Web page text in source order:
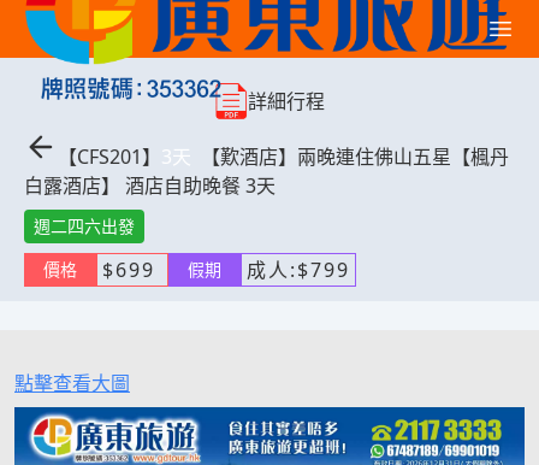
【CFS201】 3天
【歎酒店】兩晚連住佛山五星【楓丹
白露酒店】 酒店自助晚餐 3天
週二四六出發
價格
$699 假期 成人:$799
詳細行程
點擊查看大圖